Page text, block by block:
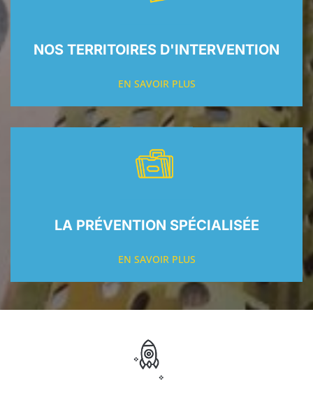
NOS TERRITOIRES D'INTERVENTION
EN SAVOIR PLUS
LA PRÉVENTION SPÉCIALISÉE
EN SAVOIR PLUS